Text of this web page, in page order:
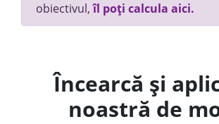
obiectivul,îl poți calcula aici.
Încearcă și
noastră de